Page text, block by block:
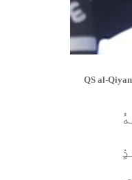
QS al-